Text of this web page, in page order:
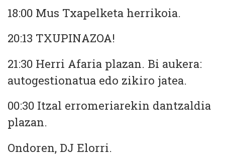
18:00 Mus Txapelketa herrikoia.
20:13 TXUPINAZOA!
21:30 Herri Afaria plazan. Bi aukera:
autogestionatua edo zikiro jatea.
00:30 Itzal erromeriarekin dantzaldia
plazan.
Ondoren, DJ Elorri.